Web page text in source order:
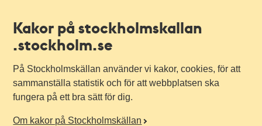
Kakor på stockholmskallan
.stockholm.se
På Stockholmskällan använder vi kakor, cookies, för att
sammanställa statistik och för att webbplatsen ska
fungera på ett bra sätt för dig.
Om kakor på Stockholmskällan